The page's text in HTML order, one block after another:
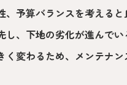
予算バランスを考える
、下地の劣化が進んで
変わるため、メンテナ